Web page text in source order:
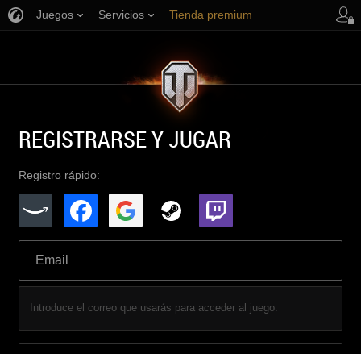
Juegos Servicios Tienda premium
REGISTRARSE Y JUGAR
Registro rápido:
Introduce el correo que usarás para acceder al juego.